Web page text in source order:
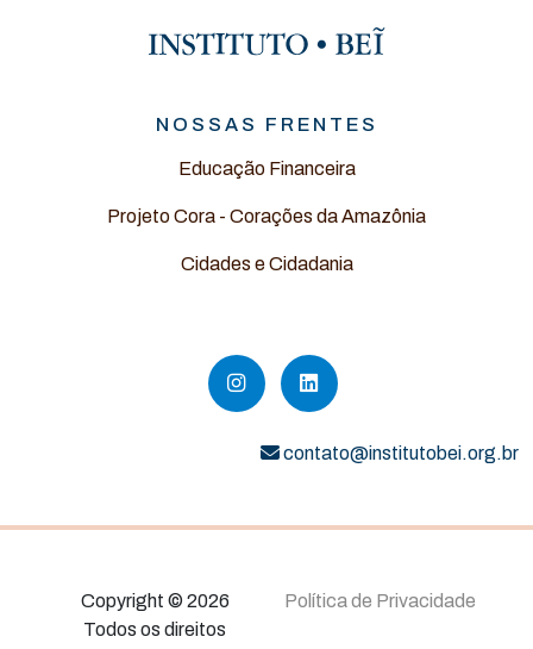
NOSSAS FRENTES
Educação Financeira
Projeto Cora - Corações da Amazônia
Cidades e Cidadania
contato@institutobei.org.br
Copyright © 2026
Todos os direitos
Política de Privacidade